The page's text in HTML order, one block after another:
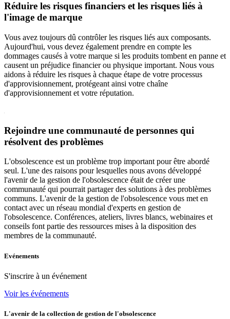
Réduire les risques financiers et les risques liés à
l'image de marque
Vous avez toujours dû contrôler les risques liés aux composants.
Aujourd'hui, vous devez également prendre en compte les
dommages causés à votre marque si les produits tombent en panne et
causent un préjudice financier ou physique important. Nous vous
aidons à réduire les risques à chaque étape de votre processus
d'approvisionnement, protégeant ainsi votre chaîne
d'approvisionnement et votre réputation.
Rejoindre une communauté de personnes qui
résolvent des problèmes
L'obsolescence est un problème trop important pour être abordé
seul. L'une des raisons pour lesquelles nous avons développé
l'avenir de la gestion de l'obsolescence était de créer une
communauté qui pourrait partager des solutions à des problèmes
communs. L'avenir de la gestion de l'obsolescence vous met en
contact avec un réseau mondial d'experts en gestion de
l'obsolescence. Conférences, ateliers, livres blancs, webinaires et
conseils font partie des ressources mises à la disposition des
membres de la communauté.
Evénements
S'inscrire à un événement
Voir les événements
L'avenir de la collection de gestion de l'obsolescence